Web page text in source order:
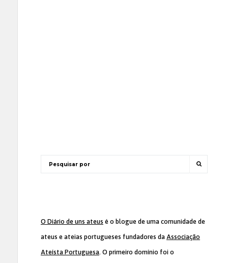
O Diário de uns ateus é o blogue de uma comunidade de
ateus e ateias portugueses fundadores da Associação
Ateísta Portuguesa. O primeiro domínio foi o